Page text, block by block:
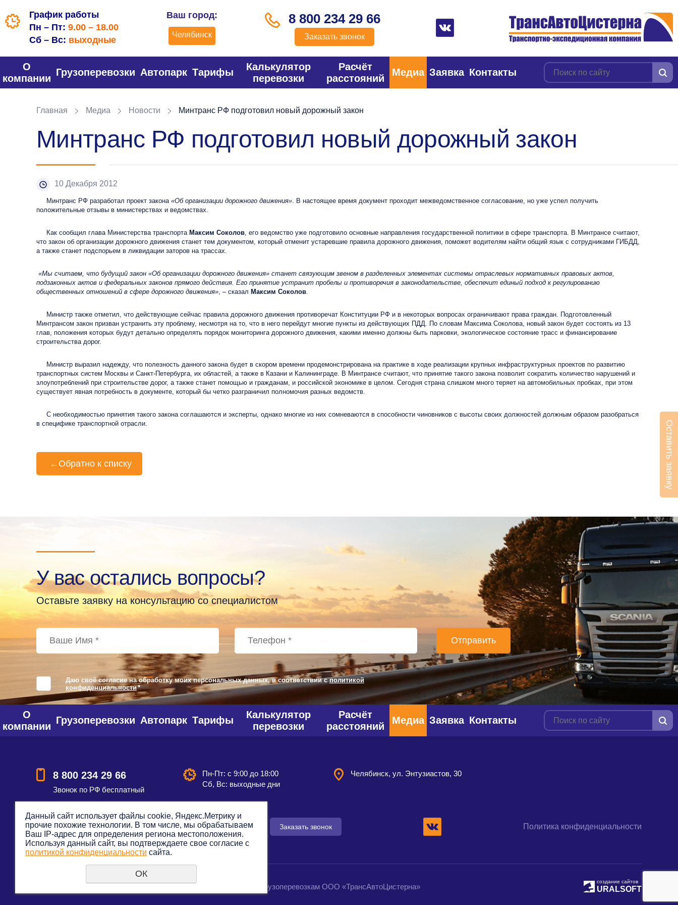
График работы
Пн – Пт: 9.00 – 18.00
Сб – Вс: выходные
Ваш город:
Челябинск
8 800 234 29 66
Заказать звонок
О
компании
Грузоперевозки Автопарк Тарифы
Калькулятор
перевозки
Расчёт
расстояний
Медиа Заявка Контакты
Главная Медиа Новости Минтранс РФ подготовил новый дорожный закон
Минтранс РФ подготовил новый дорожный закон
10 Декабря 2012
Минтранс РФ разработал проект закона «Об организации дорожного движения». В настоящее время документ проходит межведомственное согласование, но уже успел получить
положительные отзывы в министерствах и ведомствах.
Как сообщил глава Министерства транспорта Максим Соколов, его ведомство уже подготовило основные направления государственной политики в сфере транспорта. В Минтрансе считают,
что закон об организации дорожного движения станет тем документом, который отменит устаревшие правила дорожного движения, поможет водителям найти общий язык с сотрудниками ГИБДД,
а также станет подспорьем в ликвидации заторов на трассах.
«Мы считаем, что будущий закон «Об организации дорожного движения» станет связующим звеном в разделенных элементах системы отраслевых нормативных правовых актов,
подзаконных актов и федеральных законов прямого действия. Его принятие устранит пробелы и противоречия в законодательстве, обеспечит единый подход к регулированию
общественных отношений в сфере дорожного движения», – сказал Максим Соколов.
Министр также отметил, что действующие сейчас правила дорожного движения противоречат Конституции РФ и в некоторых вопросах ограничивают права граждан. Подготовленный
Минтрансом закон призван устранить эту проблему, несмотря на то, что в него перейдут многие пункты из действующих ПДД. По словам Максима Соколова, новый закон будет состоять из 13
глав, положения которых будут детально определять порядок мониторинга дорожного движения, какими именно должны быть парковки, экологическое состояние трасс и финансирование
строительства дорог.
Министр выразил надежду, что полезность данного закона будет в скором времени продемонстрирована на практике в ходе реализации крупных инфраструктурных проектов по развитию
транспортных систем Москвы и Санкт-Петербурга, их областей, а также в Казани и Калининграде. В Минтрансе считают, что принятие такого закона позволит сократить количество нарушений и
злоупотреблений при строительстве дорог, а также станет помощью и гражданам, и российской экономике в целом. Сегодня страна слишком много теряет на автомобильных пробках, при этом
существует явная потребность в документе, который бы четко разграничил полномочия разных ведомств.
С необходимостью принятия такого закона соглашаются и эксперты, однако многие из них сомневаются в способности чиновников с высоты своих должностей должным образом разобраться
в специфике транспортной отрасли.
← Обратно к списку
У вас остались вопросы?
Оставьте заявку на консультацию со специалистом
Даю своё согласие на обработку моих персональных данных, в соответствии сполитикой
конфиденциальности*
О
компании
Грузоперевозки Автопарк Тарифы
Калькулятор
перевозки
Расчёт
расстояний
Медиа Заявка Контакты
8 800 234 29 66
Звонок по РФ бесплатный
Пн-Пт: с 9:00 до 18:00
Сб, Вс: выходные дни
Челябинск, ул. Энтузиастов, 30
Смотреть на карте Оставить заявку Заказать звонок Политика конфиденциальности
© 2012—2023. Все права защищены. Транспортная компания по грузоперевозкам ООО «ТрансАвтоЦистерна»
создание сайтов
URALSOFT
Оставить заявку
Данный сайт использует файлы cookie, Яндекс.Метрику и
прочие похожие технологии. В том числе, мы обрабатываем
Ваш IP-адрес для определения региона местоположения.
Используя данный сайт, вы подтверждаете свое согласие с
политикой конфиденциальности сайта.
ОК